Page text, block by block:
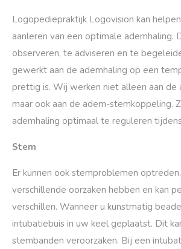
Logopediepraktijk Logovision kan
aanleren van een optimale ademhaling.
observeren, te adviseren en te
gewerkt aan de ademhaling op een
prettig is. Wij werken niet alleen aan de
maar ook aan de adem-stemkoppeling.
ademhaling optimaal te reguleren
Stem
Er kunnen ook stemproblemen
verschillende oorzaken hebben en kan
verschillen. Wanneer u kunstmatig
intubatiebuis in uw keel geplaatst. Dit
stembanden veroorzaken. Bij een